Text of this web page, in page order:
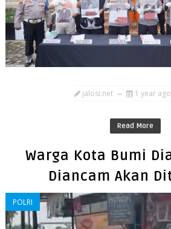
jalosi.net 1 year ago
Read More
Warga Kota Bumi
Diancam Akan
POLRI